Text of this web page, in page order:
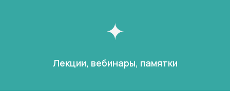
Лекции, вебинары, памятки